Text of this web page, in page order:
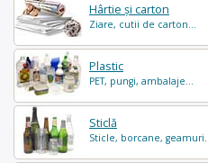
Hârtie și carton
Ziare, cutii de carton...
Plastic
PET, pungi, ambalaje...
Sticlă
Sticle, borcane, geamuri...